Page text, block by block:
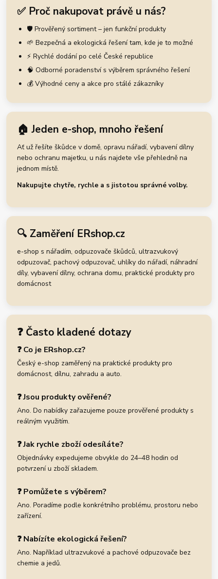
✅ Proč nakupovat právě u nás?
🛡️ Prověřený sortiment – jen funkční produkty
🌱 Bezpečná a ekologická řešení tam, kde je to možné
⚡ Rychlé dodání po celé České republice
🧠 Odborné poradenství s výběrem správného řešení
💰 Výhodné ceny a akce pro stálé zákazníky
🏠 Jeden e-shop, mnoho řešení
Ať už řešíte škůdce v domě, opravu nářadí, vybavení dílny
nebo ochranu majetku, u nás najdete vše přehledně na
jednom místě.
Nakupujte chytře, rychle a s jistotou správné volby.
🔍 Zaměření ERshop.cz
e-shop s nářadím, odpuzovače škůdců, ultrazvukový
odpuzovač, pachový odpuzovač, uhlíky do nářadí, náhradní
díly, vybavení dílny, ochrana domu, praktické produkty pro
domácnost
❓ Často kladené dotazy
❓ Co je ERshop.cz?
Český e-shop zaměřený na praktické produkty pro
domácnost, dílnu, zahradu a auto.
❓ Jsou produkty ověřené?
Ano. Do nabídky zařazujeme pouze prověřené produkty s
reálným využitím.
❓ Jak rychle zboží odesíláte?
Objednávky expedujeme obvykle do 24–48 hodin od
potvrzení u zboží skladem.
❓ Pomůžete s výběrem?
Ano. Poradíme podle konkrétního problému, prostoru nebo
zařízení.
❓ Nabízíte ekologická řešení?
Ano. Například ultrazvukové a pachové odpuzovače bez
chemie a jedů.